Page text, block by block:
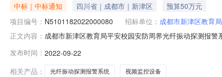
中标｜中标通知 四川省｜成都市｜新津区
预算50万元
项目编号： N5101182022000080 招标单位： 成都市新津区教育局
正文内容： 成都市新津区教育局平安校园安防周界光纤振动探测报
地址中标（成交）金额四川复津安科技有限责任公司四
发布时间： 2022-09-22
相关产品：
光纤振动探测报警系统 视频监控设备